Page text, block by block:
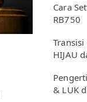
Cara
RB750
HIJAU
& LUK